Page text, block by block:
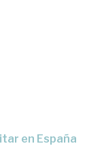
en España